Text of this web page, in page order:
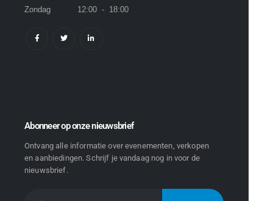
Zondag 12:00 - 18:00
Abonneer op onze nieuwsbrief
Ontvang alle informatie over evenementen, verkopen
en aanbiedingen. Schrijf je vandaag nog in voor de
nieuwsbrief.